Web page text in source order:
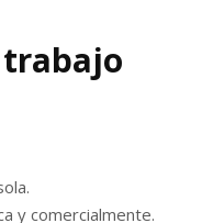
y comercialmente.